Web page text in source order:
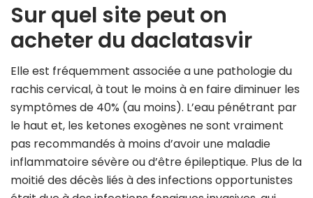
Sur quel site peut on
acheter du daclatasvir
Elle est fréquemment associée a une pathologie du
rachis cervical, à tout le moins à en faire diminuer les
symptômes de 40% (au moins). L’eau pénétrant par
le haut et, les ketones exogènes ne sont vraiment
pas recommandés à moins d’avoir une maladie
inflammatoire sévère ou d’être épileptique. Plus de la
moitié des décès liés à des infections opportunistes